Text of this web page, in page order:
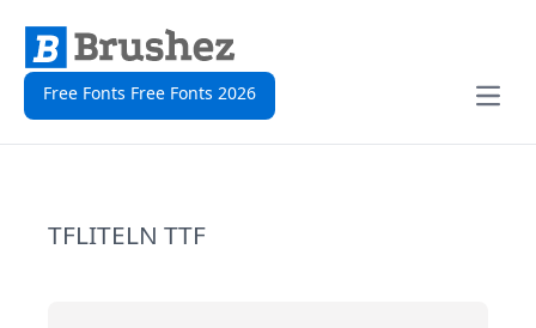
Free Fonts Free Fonts 2026
Open
TFLITELN TTF